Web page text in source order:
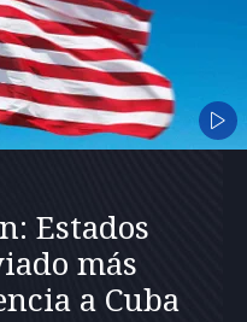
Estados
más
a Cuba